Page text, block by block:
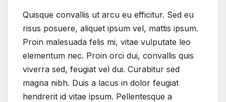
Quisque convallis ut arcu eu efficitur. Sed eu
risus posuere, aliquet ipsum vel, mattis ipsum.
Proin malesuada felis mi, vitae vulputate leo
elementum nec. Proin orci dui, convallis quis
viverra sed, feugiat vel dui. Curabitur sed
magna nibh. Duis a lacus in dolor feugiat
hendrerit id vitae ipsum. Pellentesque a